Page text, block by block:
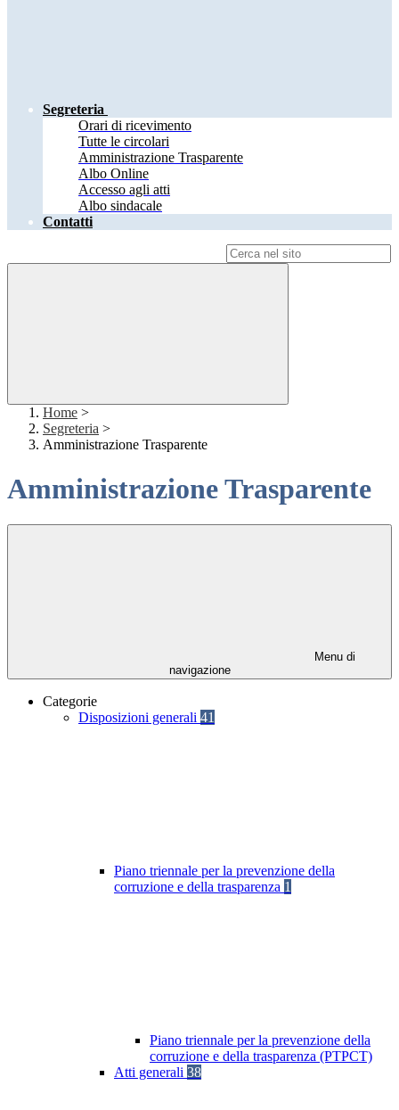
Segreteria
Orari di ricevimento
Tutte le circolari
Amministrazione Trasparente
Albo Online
Accesso agli atti
Albo sindacale
Contatti
Home >
Segreteria >
Amministrazione Trasparente
Amministrazione Trasparente
Menu di
navigazione
Categorie
Disposizioni generali 41
Piano triennale per la prevenzione della
corruzione e della trasparenza 1
Piano triennale per la prevenzione della
corruzione e della trasparenza (PTPCT)
Atti generali 38